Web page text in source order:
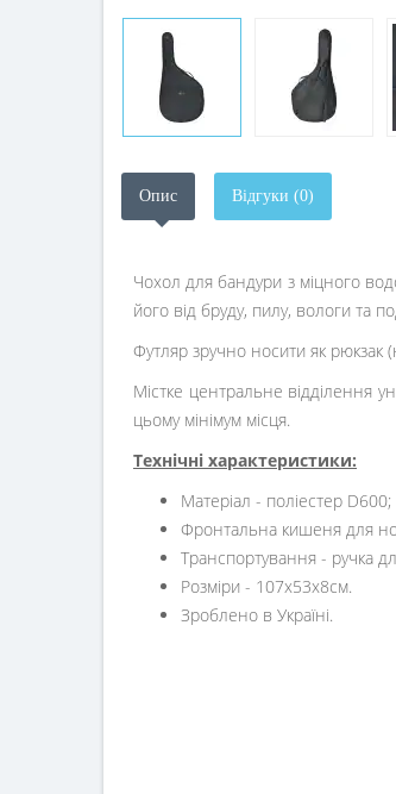
Опис Відгуки (0)
Чохол для бандури з міцного
його від бруду, пилу, вологи та
Футляр зручно носити як рюкзак
Містке центральне відділення
цьому мінімум місця.
Технічні характеристики:
Матеріал - поліестер D600;
Фронтальна кишеня для
Транспортування - ручка
Розміри - 107x53x8см.
Зроблено в Україні.